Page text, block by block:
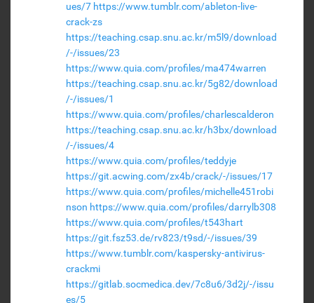
ues/7 https://www.tumblr.com/ableton-live-
crack-zs
https://teaching.csap.snu.ac.kr/m5l9/download
/-/issues/23
https://www.quia.com/profiles/ma474warren
https://teaching.csap.snu.ac.kr/5g82/download
/-/issues/1
https://www.quia.com/profiles/charlescalderon
https://teaching.csap.snu.ac.kr/h3bx/download
/-/issues/4
https://www.quia.com/profiles/teddyje
https://git.acwing.com/zx4b/crack/-/issues/17
https://www.quia.com/profiles/michelle451robi
nson https://www.quia.com/profiles/darrylb308
https://www.quia.com/profiles/t543hart
https://git.fsz53.de/rv823/t9sd/-/issues/39
https://www.tumblr.com/kaspersky-antivirus-
crackmi
https://gitlab.socmedica.dev/7c8u6/3d2j/-/issu
es/5